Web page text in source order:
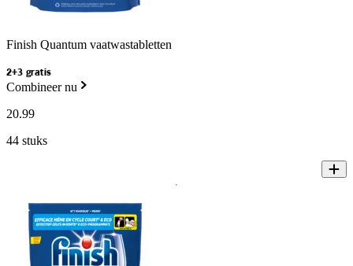
Finish Quantum vaatwastabletten
2+3 gratis
Combineer nu
20.99
44 stuks